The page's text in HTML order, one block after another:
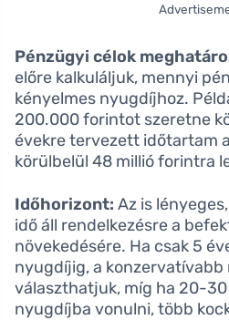
Pénzügyi célok
előre kalkuláljuk, mennyi
kényelmes nyugdíjhoz.
200.000 forintot szeretne
évekre tervezett időtartam
körülbelül 48 millió forintra
Időhorizont: Az is
idő áll rendelkezésre a
növekedésére. Ha csak 5
nyugdíjig, a konzervatívabb
választhatjuk, míg ha 20-
nyugdíjba vonulni, több